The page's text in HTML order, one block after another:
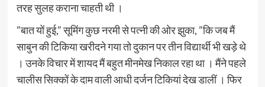
तरह सुलह कराना चाहती थी ।
”बात यों हुई,” सूमिंग कुछ नरमी से पत्नी की ओर झुका, ”कि जब मैं
साबुन की टिकिया खरीदने गया तो दुकान पर तीन विद्यार्थी भी खड़े थे
। उनके विचार में शायद मैं बहुत मीनमेख निकाल रहा था । मैंने पहले
चालीस सिक्कों के दाम वाली आधी दर्जन टिकियां देख डालीं । फिर